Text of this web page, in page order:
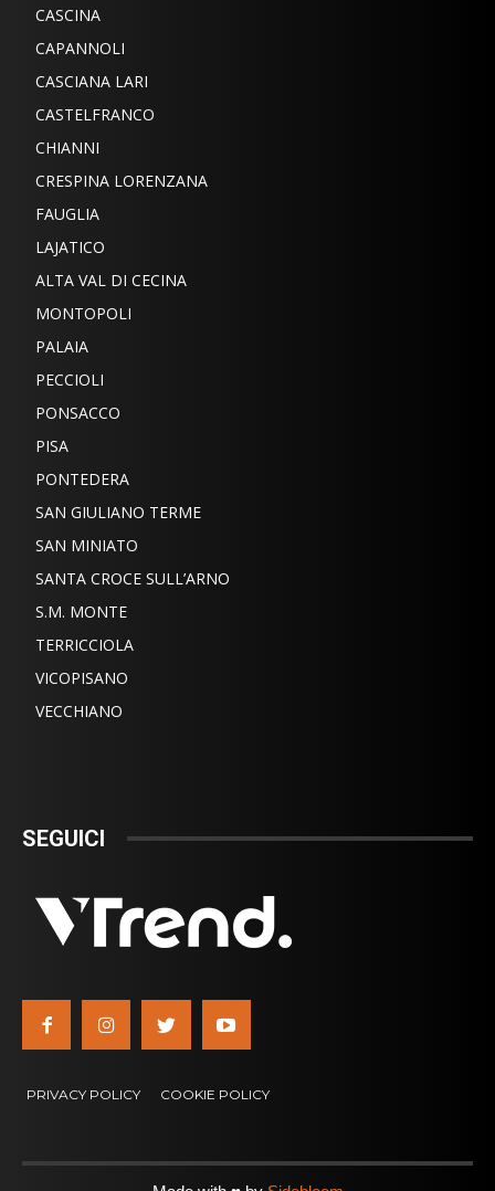
CASCINA
CAPANNOLI
CASCIANA LARI
CASTELFRANCO
CHIANNI
CRESPINA LORENZANA
FAUGLIA
LAJATICO
ALTA VAL DI CECINA
MONTOPOLI
PALAIA
PECCIOLI
PONSACCO
PISA
PONTEDERA
SAN GIULIANO TERME
SAN MINIATO
SANTA CROCE SULL’ARNO
S.M. MONTE
TERRICCIOLA
VICOPISANO
VECCHIANO
SEGUICI
PRIVACY POLICY COOKIE POLICY